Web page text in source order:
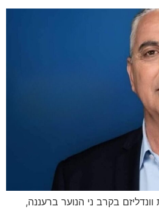
בקרב ני הנוער ברעננה,